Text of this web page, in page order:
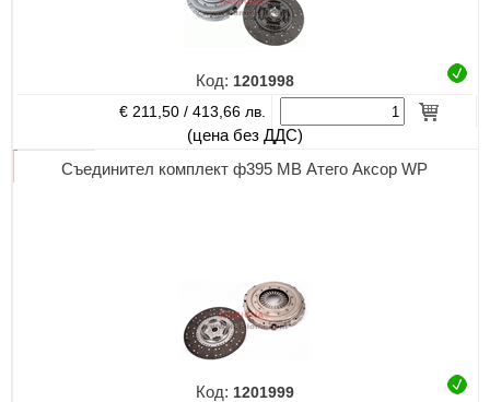
Код: 1201998
€ 211,50 /413,66 лв.
(цена без ДДС)
Съединител комплект ф395 МВ Атего Аксор WP
Код: 1201999